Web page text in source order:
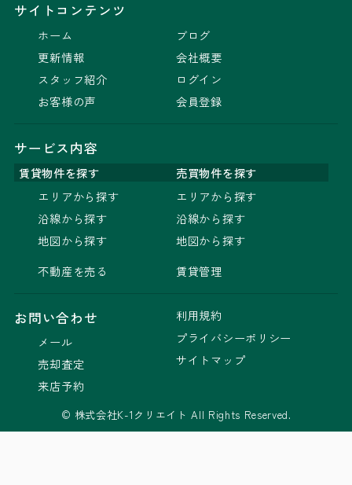
サイトコンテンツ
ホーム
更新情報
スタッフ紹介
お客様の声
ブログ
会社概要
ログイン
会員登録
サービス内容
賃貸物件を探す
売買物件を探す
エリアから探す
沿線から探す
地図から探す
不動産を売る
エリアから探す
沿線から探す
地図から探す
賃貸管理
お問い合わせ
メール
売却査定
来店予約
利用規約
プライバシーポリシー
サイトマップ
© 株式会社K-1クリエイト All Rights Reserved.